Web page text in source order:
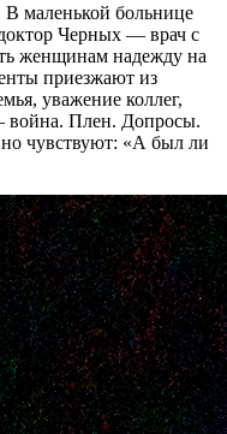
В маленькой больнице
Черных — врач с
женщинам надежду на
приезжают из
уважение коллег,
война. Плен. Допросы.
чувствуют: «А был ли